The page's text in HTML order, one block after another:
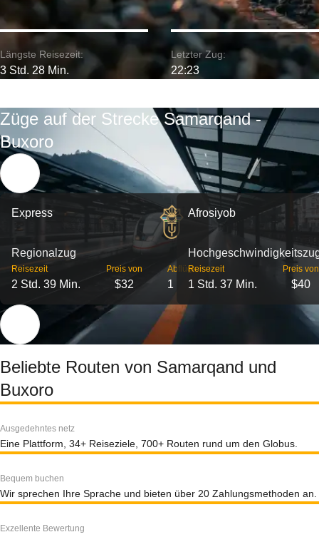
Längste Reisezeit:
3 Std. 28 Min.
Letzter Zug:
22:23
Züge auf der Strecke Samarqand -
Buxoro
Express
Regionalzug
Reisezeit
2 Std. 39 Min.
Preis von
$32
Abflüge
1
Afrosiyob
Reisezeit
1 Std. 37 Min.
Preis von
$40
Beliebte Routen von Samarqand und
Buxoro
Ausgedehntes netz
Eine Plattform, 34+ Reiseziele, 700+ Routen rund um den Globus.
Bequem buchen
Wir sprechen Ihre Sprache und bieten über 20 Zahlungsmethoden an.
Exzellente Bewertung